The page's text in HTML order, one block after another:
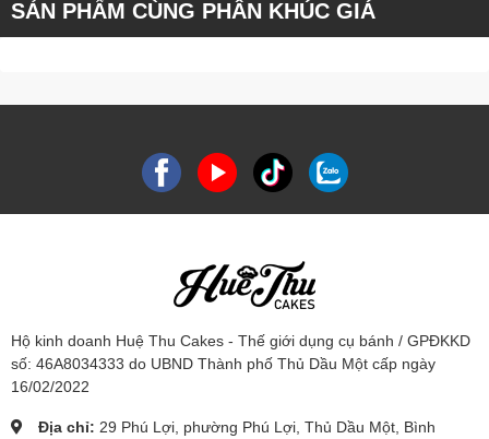
SẢN PHẨM CÙNG PHÂN KHÚC GIÁ
Hộ kinh doanh Huệ Thu Cakes - Thế giới dụng cụ bánh / GPĐKKD
số: 46A8034333 do UBND Thành phố Thủ Dầu Một cấp ngày
16/02/2022
Địa chỉ: 29 Phú Lợi, phường Phú Lợi, Thủ Dầu Một, Bình